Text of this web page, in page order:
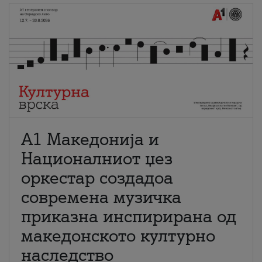
А1 Македонија и
Националниот џез
оркестар создадоа
современа музичка
приказна инспирирана од
македонското културно
наследство